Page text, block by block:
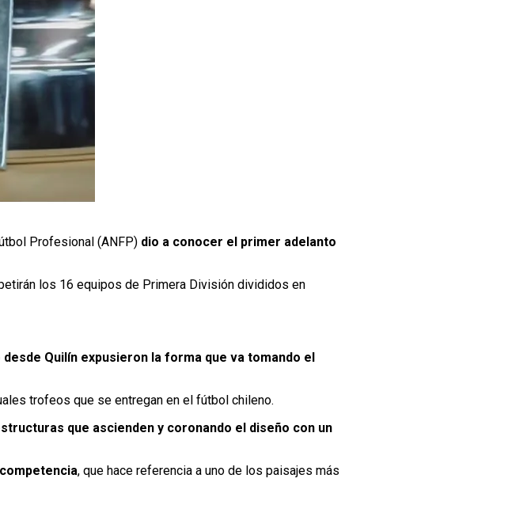
Profesional (ANFP) dio a conocer el primer adelanto
los 16 equipos de Primera División divididos en
Quilín expusieron la forma que va tomando el
trofeos que se entregan en el fútbol chileno.
que ascienden y coronando el diseño con un
, que hace referencia a uno de los paisajes más